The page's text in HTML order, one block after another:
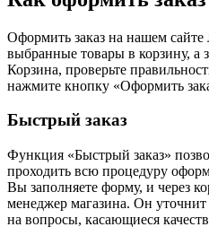
Оформить заказ на нашем сайте
выбранные товары в корзину, а
Корзина, проверьте
нажмите кнопку «Оформить
Быстрый заказ
Функция «Быстрый заказ»
проходить всю процедуру
Вы заполняете форму, и через
менеджер магазина. Он уточнит
на вопросы, касающиеся